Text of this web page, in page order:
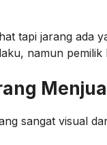
tapi jarang ada
namun pemilik
sangat visual